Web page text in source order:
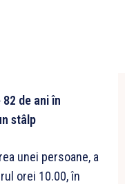
de ani în
stâlp
unei persoane, a
orei 10.00, în